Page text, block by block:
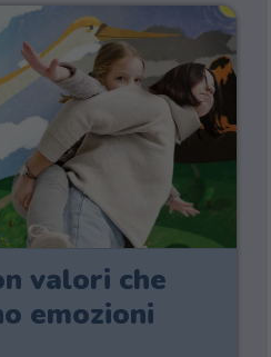
valori che
emozioni